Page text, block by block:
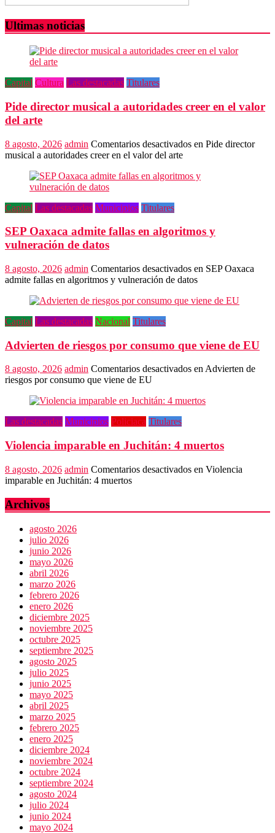
Ultimas noticias
Capital Cultura Las destacadas Titulares
Pide director musical a autoridades creer en el valor
del arte
8 agosto, 2026 admin Comentarios desactivados en Pide director
musical a autoridades creer en el valor del arte
Capital Las destacadas Municipios Titulares
SEP Oaxaca admite fallas en algoritmos y
vulneración de datos
8 agosto, 2026 admin Comentarios desactivados en SEP Oaxaca
admite fallas en algoritmos y vulneración de datos
Capital Las destacadas Nacional Titulares
Advierten de riesgos por consumo que viene de EU
8 agosto, 2026 admin Comentarios desactivados en Advierten de
riesgos por consumo que viene de EU
Las destacadas Municipios Policiaca Titulares
Violencia imparable en Juchitán: 4 muertos
8 agosto, 2026 admin Comentarios desactivados en Violencia
imparable en Juchitán: 4 muertos
Archivos
agosto 2026
julio 2026
junio 2026
mayo 2026
abril 2026
marzo 2026
febrero 2026
enero 2026
diciembre 2025
noviembre 2025
octubre 2025
septiembre 2025
agosto 2025
julio 2025
junio 2025
mayo 2025
abril 2025
marzo 2025
febrero 2025
enero 2025
diciembre 2024
noviembre 2024
octubre 2024
septiembre 2024
agosto 2024
julio 2024
junio 2024
mayo 2024